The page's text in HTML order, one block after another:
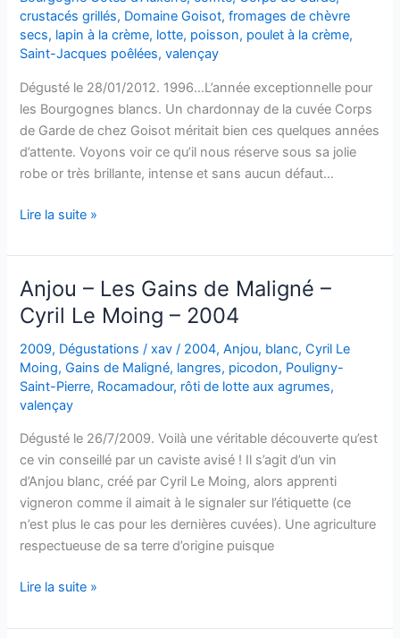
crustacés grillés, Domaine Goisot,fromages de chèvre
secs, lapin à la crème, lotte, poisson, poulet à la crème,
Saint-Jacques poêlées,valençay
Dégusté le 28/01/2012. 1996…L’année exceptionnelle pour
les Bourgognes blancs. Un chardonnay de la cuvée Corps
de Garde de chez Goisot méritait bien ces quelques années
d’attente. Voyons voir ce qu’il nous réserve sous sa jolie
robe or très brillante, intense et sans aucun défaut…
Bourgogne
d’Auxerre
–
Corps
de
Garde
–
Domaine
Goisot
1996
Lire la suite »
Anjou – Les Gains de Maligné –
Cyril Le Moing – 2004
2009, Dégustations /xav/ 2004,Anjou, blanc,Cyril Le
Moing,Gains de Maligné, langres, picodon, Pouligny-
Saint-Pierre, Rocamadour, rôti de lotte aux agrumes,
valençay
Dégusté le 26/7/2009. Voilà une véritable découverte qu’est
ce vin conseillé par un caviste avisé ! Il s’agit d’un vin
d’Anjou blanc, créé par Cyril Le Moing, alors apprenti
vigneron comme il aimait à le signaler sur l’étiquette (ce
n’est plus le cas pour les dernières cuvées). Une agriculture
respectueuse de sa terre d’origine puisque
Anjou
Les
Lire la suite »